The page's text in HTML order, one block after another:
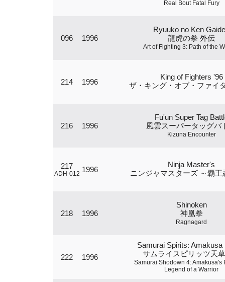
Real Bout Fatal Fury
096 1996
Ryuuko no Ken
龍虎の拳 外伝
Art of Fighting 3: Path of the
214 1996
King of Fighters '96
ザ・キング・オブ・ファイ
216 1996
Fu'un Super Tag
風雲スーパータッグバ
Kizuna Encounter
217
ADH-012 1996
Ninja Master's
ニンジャマスターズ ～覇王
218 1996
Shinoken
神凰拳
Ragnagard
222 1996
Samurai Spirits: Amakusa
サムライスピリッツ天
Samurai Shodown 4: Amakusa's
Legend of a Warrior